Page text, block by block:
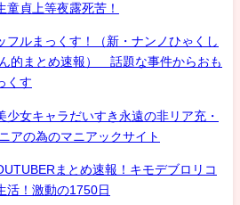
童貞上等夜露死苦！
フルまっくす！（新・ナンノひゃくし
的まとめ速報） 話題な事件からおも
くす
少女キャラだいすき永遠の非リア充・
アの為のマニアックサイト
まとめ速報！キモデブロリコ
活！激動の1750日